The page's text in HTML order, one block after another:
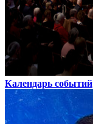
Календарь событий